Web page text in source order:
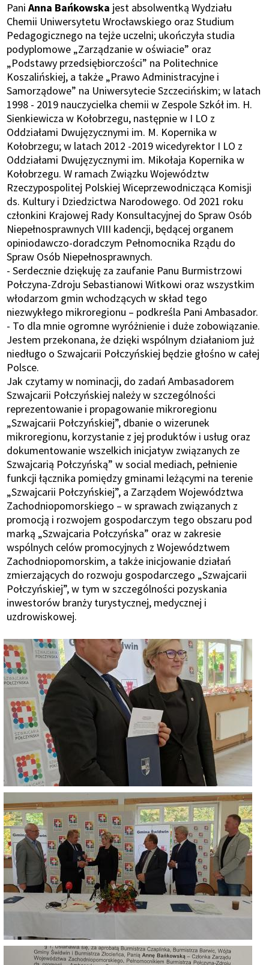
PaniAnna Bańkowska jest absolwentką Wydziału
Chemii Uniwersytetu Wrocławskiego oraz Studium
Pedagogicznego na tejże uczelni; ukończyła studia
podyplomowe „Zarządzanie w oświacie” oraz
„Podstawy przedsiębiorczości” na Politechnice
Koszalińskiej, a także „Prawo Administracyjne i
Samorządowe” na Uniwersytecie Szczecińskim; w latach
1998 - 2019 nauczycielka chemii w Zespole Szkół im. H.
Sienkiewicza w Kołobrzegu, następnie w I LO z
Oddziałami Dwujęzycznymi im. M. Kopernika w
Kołobrzegu; w latach 2012 -2019 wicedyrektor I LO z
Oddziałami Dwujęzycznymi im. Mikołaja Kopernika w
Kołobrzegu. W ramach Związku Województw
Rzeczypospolitej Polskiej Wiceprzewodnicząca Komisji
ds. Kultury i Dziedzictwa Narodowego. Od 2021 roku
członkini Krajowej Rady Konsultacyjnej do Spraw Osób
Niepełnosprawnych VIII kadencji, będącej organem
opiniodawczo-doradczym Pełnomocnika Rządu do
Spraw Osób Niepełnosprawnych.
- Serdecznie dziękuję za zaufanie Panu Burmistrzowi
Połczyna-Zdroju Sebastianowi Witkowi oraz wszystkim
włodarzom gmin wchodzących w skład tego
niezwykłego mikroregionu – podkreśla Pani Ambasador.
- To dla mnie ogromne wyróżnienie i duże zobowiązanie.
Jestem przekonana, że dzięki wspólnym działaniom już
niedługo o Szwajcarii Połczyńskiej będzie głośno w całej
Polsce.
Jak czytamy w nominacji, do zadań Ambasadorem
Szwajcarii Połczyńskiej należy w szczególności
reprezentowanie i propagowanie mikroregionu
„Szwajcarii Połczyńskiej”, dbanie o wizerunek
mikroregionu, korzystanie z jej produktów i usług oraz
dokumentowanie wszelkich inicjatyw związanych ze
Szwajcarią Połczyńską” w social mediach, pełnienie
funkcji łącznika pomiędzy gminami leżącymi na terenie
„Szwajcarii Połczyńskiej”, a Zarządem Województwa
Zachodniopomorskiego – w sprawach związanych z
promocją i rozwojem gospodarczym tego obszaru pod
marką „Szwajcaria Połczyńska” oraz w zakresie
wspólnych celów promocyjnych z Województwem
Zachodniopomorskim, a także inicjowanie działań
zmierzających do rozwoju gospodarczego „Szwajcarii
Połczyńskiej”, w tym w szczególności pozyskania
inwestorów branży turystycznej, medycznej i
uzdrowiskowej.